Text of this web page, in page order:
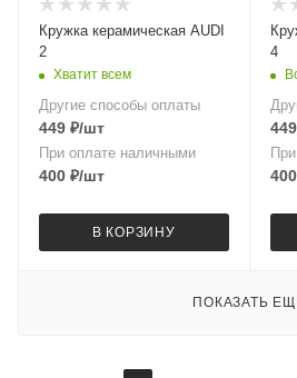
Кружка керамическая AUDI
2
Хватит всем
Другие способы оплаты
449 ₽/шт
При оплате наличными
400 ₽/шт
В КОРЗИНУ
4
449
400
ПОКАЗАТЬ